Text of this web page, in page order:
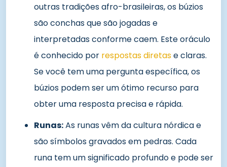
outras tradições afro-brasileiras, os búzios
são conchas que são jogadas e
interpretadas conforme caem. Este oráculo
é conhecido por respostas diretase claras.
Se você tem uma pergunta específica, os
búzios podem ser um ótimo recurso para
obter uma resposta precisa e rápida.
Runas:As runas vêm da cultura nórdica e
são símbolos gravados em pedras. Cada
runa tem um significado profundo e pode ser